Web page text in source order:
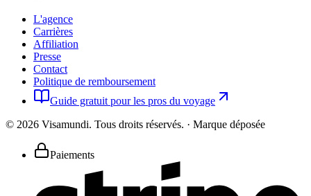
L'agence
Carrières
Affiliation
Presse
Contact
Politique de remboursement
Guide gratuit pour les pros du voyage
© 2026 Visamundi. Tous droits réservés. · Marque déposée
Paiements